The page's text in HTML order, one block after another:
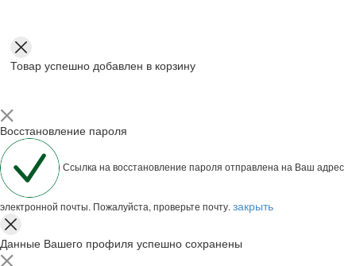
Товар успешно добавлен в корзину
Восстановление пароля
Ссылка на восстановление пароля отправлена на Ваш адрес
электронной почты. Пожалуйста, проверьте почту. закрыть
Данные Вашего профиля успешно сохранены